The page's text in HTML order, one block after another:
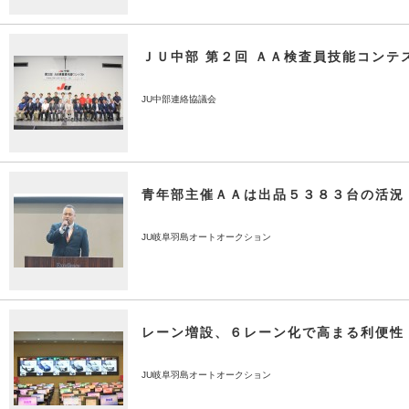
ＪＵ中部 第２回 ＡＡ検査員技能コンテ
JU中部連絡協議会
青年部主催ＡＡは出品５３８３台の活況
JU岐阜羽島オートオークション
レーン増設、６レーン化で高まる利便性
JU岐阜羽島オートオークション